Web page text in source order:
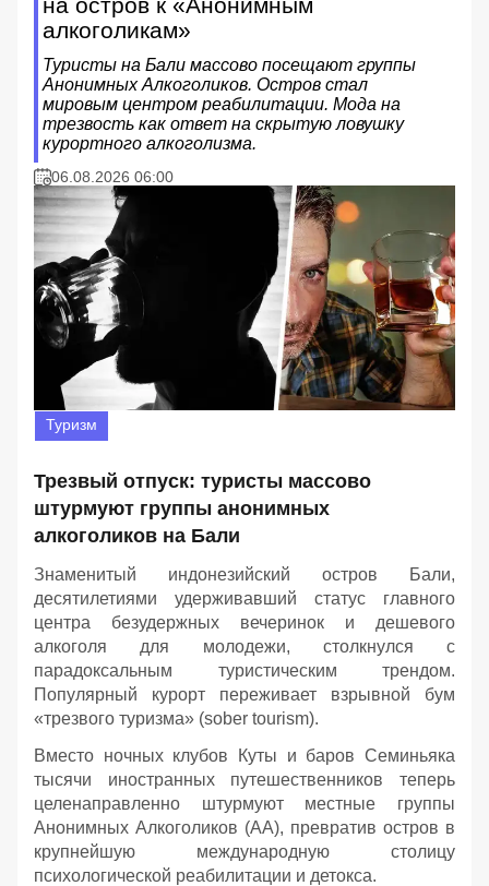
алкоголикам»
Туристы на Бали массово посещают группы
Анонимных Алкоголиков. Остров стал
мировым центром реабилитации. Мода на
трезвость как ответ на скрытую ловушку
курортного алкоголизма.
06.08.2026 06:00
Туризм
Трезвый отпуск: туристы массово
штурмуют группы анонимных
алкоголиков на Бали
Знаменитый индонезийский остров Бали,
десятилетиями удерживавший статус главного
центра безудержных вечеринок и дешевого
алкоголя для молодежи, столкнулся с
парадоксальным туристическим трендом.
Популярный курорт переживает взрывной бум
«трезвого туризма» (sober tourism).
Вместо ночных клубов Куты и баров Семиньяка
тысячи иностранных путешественников теперь
целенаправленно штурмуют местные группы
Анонимных Алкоголиков (АА), превратив остров в
крупнейшую международную столицу
психологической реабилитации и детокса.